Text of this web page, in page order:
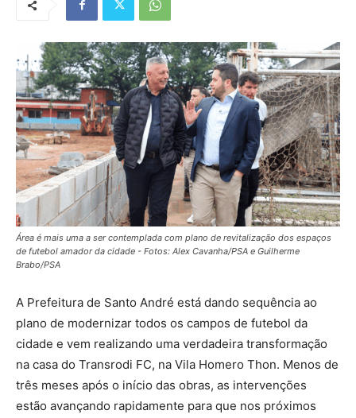
Área é mais uma a ser contemplada com plano de revitalização dos espaços
de futebol amador da cidade - Fotos: Alex Cavanha/PSA e Guilherme
Brabo/PSA
A Prefeitura de Santo André está dando sequência ao
plano de modernizar todos os campos de futebol da
cidade e vem realizando uma verdadeira transformação
na casa do Transrodi FC, na Vila Homero Thon. Menos de
três meses após o início das obras, as intervenções
estão avançando rapidamente para que nos próximos